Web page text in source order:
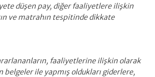
düşen pay, diğer faaliyetlere ilişkin
ve matrahın tespitinde dikkate
faaliyetlerine ilişkin olarak
belgeler ile yapmış oldukları giderlere,